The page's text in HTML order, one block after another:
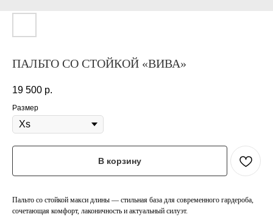
ПАЛЬТО СО СТОЙКОЙ «ВИВА»
19 500 р.
Размер
В корзину
Пальто со стойкой макси длины — стильная база для современного гардероба,
сочетающая комфорт, лаконичность и актуальный силуэт.